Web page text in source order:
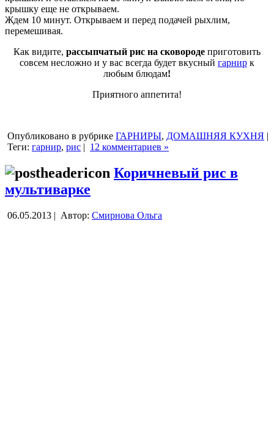
крышку ещe не открываем.
Ждем 10 минут. Открываем и перед подачей рыхлим,
перемешивая.
Как видите, рассыпчатый рис на сковороде приготовить
совсем несложно и у вас всегда будет вкусный гарнир к
любым блюдам!
Приятного аппетита!
Опубликовано в рубрике ГАРНИРЫ, ДОМАШНЯЯ КУХНЯ |
Теги: гарнир, рис | 12 комментариев »
Коричневый рис в
мультиварке
06.05.2013 | Автор: Смирнова Ольга